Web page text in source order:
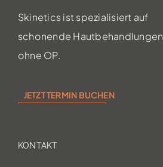
Skinetics ist spezialisiert auf
schonende Hautbehandlungen
ohne OP.
KONTAKT
JETZT TERMIN BUCHEN